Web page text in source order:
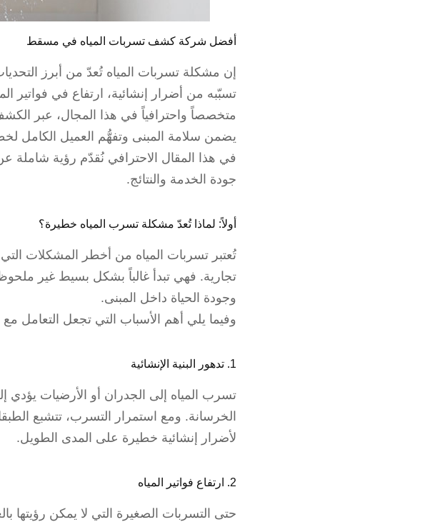
أفضل شركة كشف تسربات المياه في مسقط
إن مشكلة تسربات المياه تُعدّ من أبرز
تسبّبه من أضرار إنشائية، ارتفاع في فواتير
متخصصاً واحترافياً في هذا المجال، عبر
يضمن سلامة المبنى وتفهُّم العميل الكامل
في هذا المقال الاحترافي نُقدّم رؤية شاملة
جودة الخدمة والنتائج.
أولاً: لماذا تُعدّ مشكلة تسرب المياه خطيرة؟
تُعتبر تسربات المياه من أخطر المشكلات
تجارية. فهي تبدأ غالباً بشكل بسيط غير
وجودة الحياة داخل المبنى.
وفيما يلي أهم الأسباب التي تجعل التعامل
1. تدهور البنية الإنشائية
تسرب المياه إلى الجدران أو الأرضيات يؤدي
الخرسانة. ومع استمرار التسرب، تتشبع
لأضرار إنشائية خطيرة على المدى الطويل.
2. ارتفاع فواتير المياه
حتى التسربات الصغيرة التي لا يمكن رؤيتها